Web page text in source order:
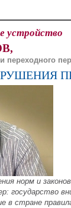
устройство
переходного
норм и
государство
в стране